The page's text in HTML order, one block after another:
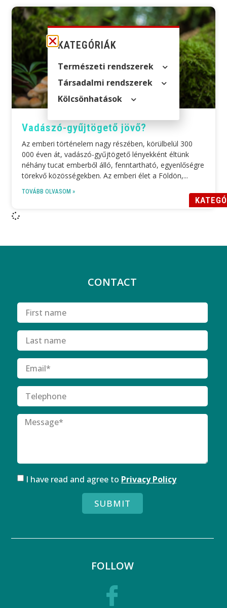
Vadászó-gyűjtögető jövő?
Az emberi történelem nagy részében, körülbelül 300
000 éven át, vadászó-gyűjtögető lényekként éltünk
néhány tucat emberből álló, fenntartható, egyenlőségre
törekvő közösségekben. Az emberi élet a Földön,
TOVÁBB OLVASOM »
CONTACT
I have read and agree to Privacy Policy
SUBMIT
FOLLOW
KATEGÓRIÁK
Természeti rendszerek
Társadalmi rendszerek
Kölcsön­hatások